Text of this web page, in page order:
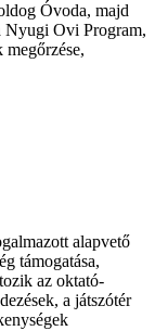
Óvoda, majd
Nyugi Ovi Program,
alapvető
támogatása,
az oktató-
a játszótér